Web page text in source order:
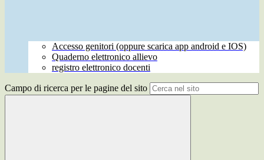
Accesso genitori (oppure scarica app android e IOS)
Quaderno elettronico allievo
registro elettronico docenti
Campo di ricerca per le pagine del sito